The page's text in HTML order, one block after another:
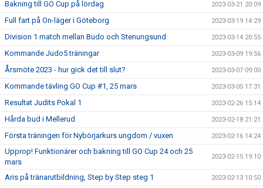
Bakning till GO Cup på lördag 2023-03-21 20:09
Full fart på On-läger i Göteborg 2023-03-19 14:29
Division 1 match mellan Budo och Stenungsund 2023-03-14 20:55
Kommande Judo5 träningar 2023-03-09 19:56
Årsmöte 2023 - hur gick det till slut? 2023-03-07 09:00
Kommande tävling GO Cup #1, 25 mars 2023-03-05 17:31
Resultat Judits Pokal 1 2023-02-26 15:14
Hårda bud i Mellerud 2023-02-18 21:21
Första träningen för Nybörjarkurs ungdom / vuxen 2023-02-16 14:24
Upprop! Funktionärer och bakning till GO Cup 24 och 25
mars
2023-02-15 19:10
Aris på tränarutbildning, Step by Step steg 1 2023-02-13 10:50